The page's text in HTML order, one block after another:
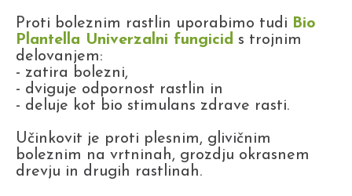
Proti boleznim rastlin uporabimo tudi Bio
Plantella Univerzalni fungicid s trojnim
delovanjem:
- zatira bolezni,
- dviguje odpornost rastlin in
- deluje kot bio stimulans zdrave rasti.
Učinkovit je proti plesnim, glivičnim
boleznim na vrtninah, grozdju okrasnem
drevju in drugih rastlinah.